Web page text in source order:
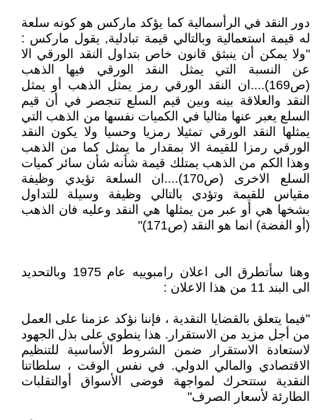
دور النقد في الرأسمالية كما يؤكد ماركس هو كونه سلعة
له قيمة استعمالية وبالتالي قيمة تبادلية, يقول ماركس :
"ولا يمكن أن ينبثق قانون خاص بتداول النقد الورقي الا
عن النسبة التي يمثل النقد الورقي فيها الذهب
(ص169)....ان النقد الورقي رمز يمثل الذهب أو يمثل
النقد والعلاقة بينه وبين قيم السلع تنجصر في أن قيم
السلع يعبر عنها مثاليا في الكميات نفسها من الذهب التي
يمثلها النقد الورقي تمثيلا رمزيا وحسيا ولا يكون النقد
الورقي رمزا للقيمة الا بمقدار ما يمثل كما من الذهب
وهذا الكم من الذهب يمتلك قيمة شأنه شأن سائر كميات
السلع الاخرى (ص170)....ان السلعة تؤيدي وظيفة
مقياس للقيمة وتؤدي بالتالي وظيفة وسيلة للتداول
بشخها هي أو عبر من يمثلها هي النقد وعليه فان الذهب
(أو الفضة) انما هو النقد (ص171)"
وهنا سأتطرق الى اعلان رامبوييه عام 1975 وبالتحديد
الى البند 11 من هذا الاعلان :
"فيما يتعلق بالقضايا النقدية ، فإننا نؤكد عزمنا على العمل
من أجل مزيد من الاستقرار. هذا ينطوي على بذل الجهود
لاستعادة الاستقرار ضمن الشروط الأساسية للتنظيم
الاقتصادي والمالي الدولي. في نفس الوقت ، سلطاتنا
النقدية ستتحرك لمواجهة فوضى الأسواق أوالتقلبات
الطارئة لأسعار الصرف"